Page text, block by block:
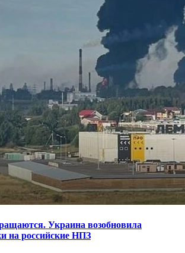
Украина возобновила
на российские НПЗ